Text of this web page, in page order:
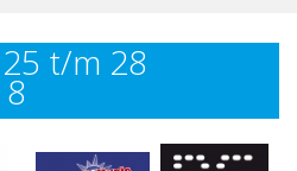
t/m 28